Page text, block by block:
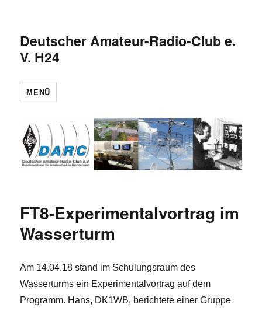
Deutscher Amateur-Radio-Club e.
V. H24
MENÜ
FT8-Experimentalvortrag im
Wasserturm
Am 14.04.18 stand im Schulungsraum des
Wasserturms ein Experimentalvortrag auf dem
Programm. Hans, DK1WB, berichtete einer Gruppe